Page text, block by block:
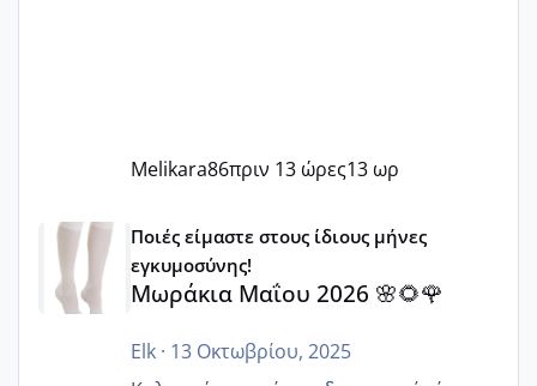
Melikara86πριν 13 ώρες13 ωρ
Μωράκια Μαΐου 2026 🌸🌻🌹
Ποιές είμαστε στους ίδιους μήνες
εγκυμοσύνης!
Μωράκια Μαΐου 2026 🌸🌻🌹
Elk· 13 Οκτωβρίου, 2025